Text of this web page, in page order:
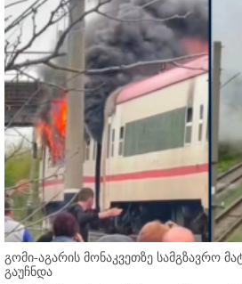
გომი-აგარის მონაკვეთზე სამგზავრო
გაუჩნდა